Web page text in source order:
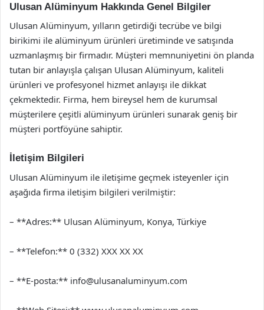
Ulusan Alüminyum Hakkında Genel Bilgiler
Ulusan Alüminyum, yılların getirdiği tecrübe ve bilgi
birikimi ile alüminyum ürünleri üretiminde ve satışında
uzmanlaşmış bir firmadır. Müşteri memnuniyetini ön planda
tutan bir anlayışla çalışan Ulusan Alüminyum, kaliteli
ürünleri ve profesyonel hizmet anlayışı ile dikkat
çekmektedir. Firma, hem bireysel hem de kurumsal
müşterilere çeşitli alüminyum ürünleri sunarak geniş bir
müşteri portföyüne sahiptir.
İletişim Bilgileri
Ulusan Alüminyum ile iletişime geçmek isteyenler için
aşağıda firma iletişim bilgileri verilmiştir:
– **Adres:** Ulusan Alüminyum, Konya, Türkiye
– **Telefon:** 0 (332) XXX XX XX
– **E-posta:** info@ulusanaluminyum.com